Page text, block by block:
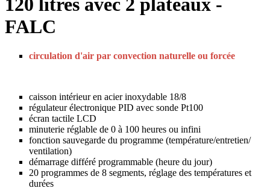
FALC
circulation d'air par convection naturelle ou forcée
caisson intérieur en acier inoxydable 18/8
régulateur électronique PID avec sonde Pt100
écran tactile LCD
minuterie réglable de 0 à 100 heures ou infini
fonction sauvegarde du programme (température/entretien/
ventilation)
démarrage différé programmable (heure du jour)
20 programmes de 8 segments, réglage des températures et
durées